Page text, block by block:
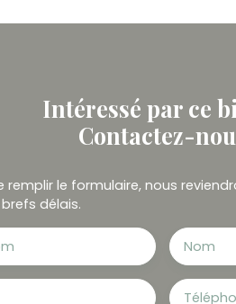
Intéressé par ce
Contactez-
remplir le formulaire, nous
délais.
Nom